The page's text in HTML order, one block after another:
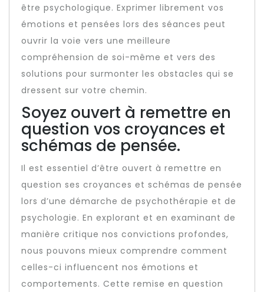
être psychologique. Exprimer librement vos
émotions et pensées lors des séances peut
ouvrir la voie vers une meilleure
compréhension de soi-même et vers des
solutions pour surmonter les obstacles qui se
dressent sur votre chemin.
Soyez ouvert à remettre en
question vos croyances et
schémas de pensée.
Il est essentiel d’être ouvert à remettre en
question ses croyances et schémas de pensée
lors d’une démarche de psychothérapie et de
psychologie. En explorant et en examinant de
manière critique nos convictions profondes,
nous pouvons mieux comprendre comment
celles-ci influencent nos émotions et
comportements. Cette remise en question